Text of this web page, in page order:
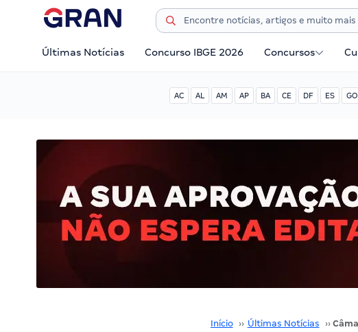
Últimas Notícias Concurso IBGE 2026 Concursos
AC AL AM AP BA CE DF ES GO
Início ›› Últimas Notícias ››